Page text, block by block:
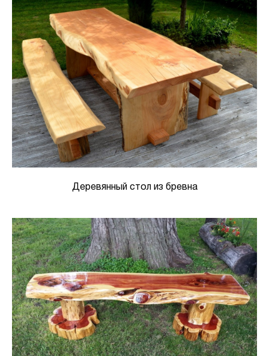
Деревянный стол из бревна